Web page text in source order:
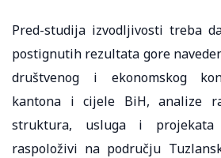
Pred-studija izvodljivosti treba
postignutih rezultata gore
društvenog i ekonomskog
kantona i cijele BiH, analize
struktura, usluga i
raspoloživi na području